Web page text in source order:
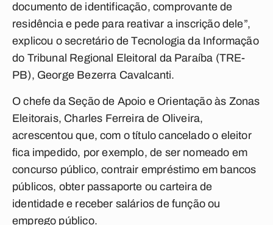
documento de identificação, comprovante de
residência e pede para reativar a inscrição dele”,
explicou o secretário de Tecnologia da Informação
do Tribunal Regional Eleitoral da Paraíba (TRE-
PB), George Bezerra Cavalcanti.
O chefe da Seção de Apoio e Orientação às Zonas
Eleitorais, Charles Ferreira de Oliveira,
acrescentou que, com o título cancelado o eleitor
fica impedido, por exemplo, de ser nomeado em
concurso público, contrair empréstimo em bancos
públicos, obter passaporte ou carteira de
identidade e receber salários de função ou
emprego público.